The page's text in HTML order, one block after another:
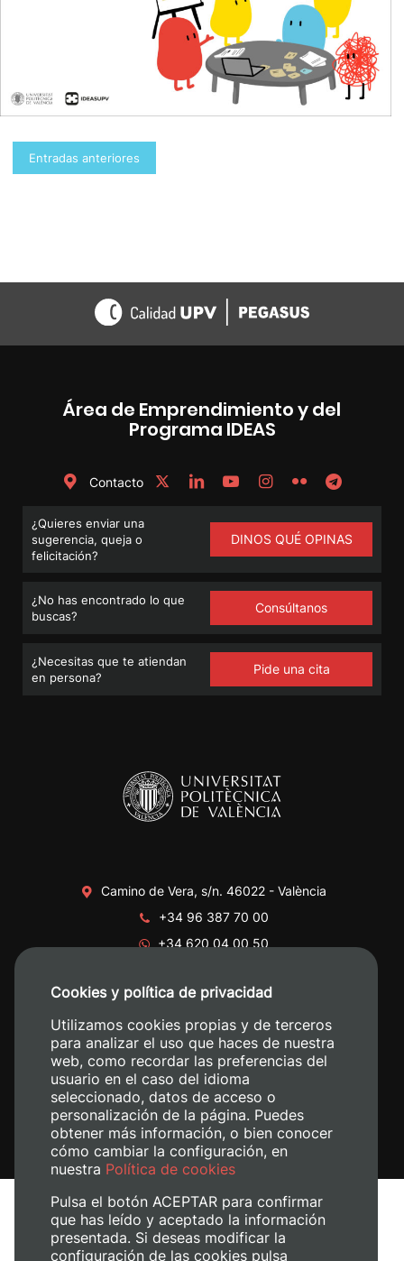
Navegación
de
Entradas anteriores
Área de Emprendimiento y del
Programa IDEAS
Contacto
¿Quieres enviar una
sugerencia, queja o
felicitación?
DINOS QUÉ OPINAS
¿No has encontrado lo que
buscas?
Consúltanos
¿Necesitas que te atiendan
en persona?
Pide una cita
Camino de Vera, s/n. 46022 - València
+34 96 387 70 00
+34 620 04 00 50
Cookies y política de privacidad
Utilizamos cookies propias y de terceros
para analizar el uso que haces de nuestra
web, como recordar las preferencias del
usuario en el caso del idioma
seleccionado, datos de acceso o
personalización de la página. Puedes
obtener más información, o bien conocer
cómo cambiar la configuración, en
nuestra Política de cookies
Pulsa el botón ACEPTAR para confirmar
que has leído y aceptado la información
presentada. Si deseas modificar la
configuración de las cookies pulsa